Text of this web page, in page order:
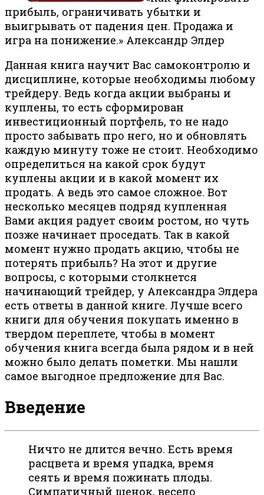
прибыль, ограничивать убытки и
выигрывать от падения цен. Продажа и
игра на понижение.» Александр Элдер
Данная книга научит Вас самоконтролю и
дисциплине, которые необходимы любому
трейдеру. Ведь когда акции выбраны и
куплены, то есть сформирован
инвестиционный портфель, то не надо
просто забывать про него, но и обновлять
каждую минуту тоже не стоит. Необходимо
определиться на какой срок будут
куплены акции и в какой момент их
продать. А ведь это самое сложное. Вот
несколько месяцев подряд купленная
Вами акция радует своим ростом, но чуть
позже начинает проседать. Так в какой
момент нужно продать акцию, чтобы не
потерять прибыль? На этот и другие
вопросы, с которыми столкнется
начинающий трейдер, у Александра Элдера
есть ответы в данной книге. Лучше всего
книги для обучения покупать именно в
твердом переплете, чтобы в момент
обучения книга всегда была рядом и в ней
можно было делать пометки. Мы нашли
самое выгодное предложение для Вас.
Введение
Ничто не длится вечно. Есть время
расцвета и время упадка, время
сеять и время пожинать плоды.
Симпатичный щенок, весело